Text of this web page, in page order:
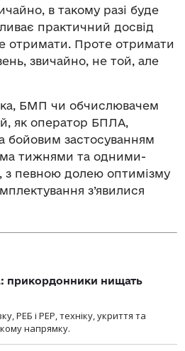
в такому разі буде
практичний досвід
отримати. Проте отримати
звичайно, не той, але
БМП чи обчислювачем
як оператор БПЛА,
бойовим застосуванням
тижнями та одними-
з певною долею оптимізму
з’явилися
прикордонники нищать
РЕБ і РЕР, техніку, укриття та
напрямку.